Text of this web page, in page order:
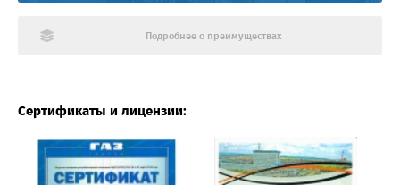
Подробнее о преимуществах
Сертификаты и лицензии: